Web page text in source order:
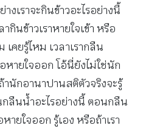
งเราจะกินข้าวอะไรอย่างนี้
กินข้าวเราหายใจเข้า หรือ
คยรู้ไหม เวลาเรากลืน
หายใจออก โอ้นี่ยังไม่ใช่นัก
นักอานาปานสติตัวจริงจะรู้
ลืนน้ำอะไรอย่างนี้ ตอนกลืน
ายใจออก รู้เอง หรือถ้าเรา